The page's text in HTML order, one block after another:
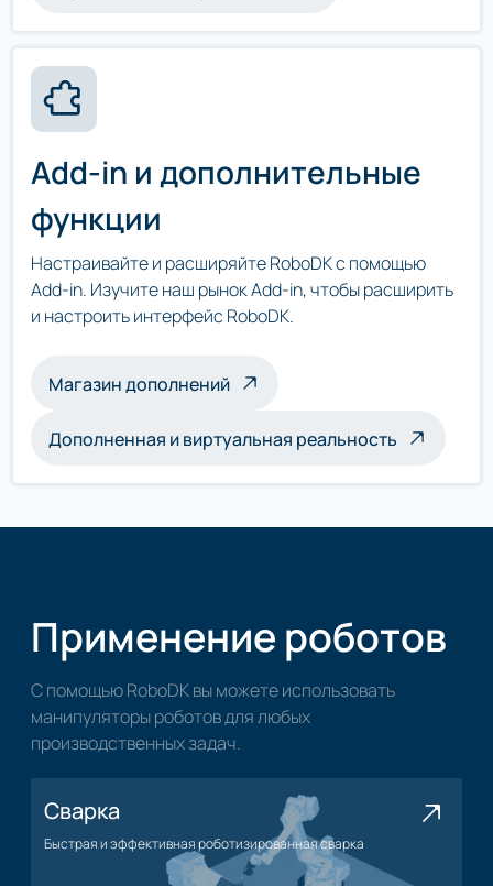
Add-in и дополнительные
функции
Настраивайте и расширяйте RoboDK с помощью
Add-in. Изучите наш рынок Add-in, чтобы расширить
и настроить интерфейс RoboDK.
Магазин дополнений
Дополненная и виртуальная реальность
Применение роботов
С помощью RoboDK вы можете использовать
манипуляторы роботов для любых
производственных задач.
Сварка
Быстрая и эффективная роботизированная сварка